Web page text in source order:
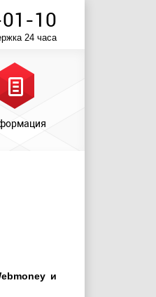
10
24 часа
и